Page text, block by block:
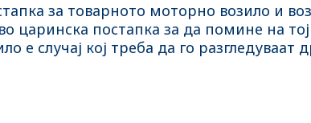
за товарното моторно возило и
царинска постапка за да помине на тој
случај кој треба да го разгледуваат